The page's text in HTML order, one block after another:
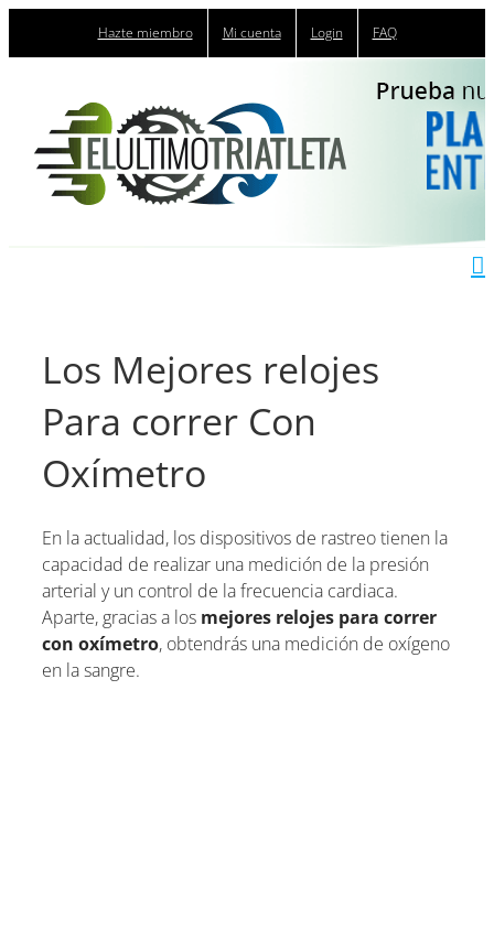
Hazte miembro Mi cuenta Login FAQ
Los Mejores relojes
Para correr Con
Oxímetro
En la actualidad, los dispositivos de rastreo tienen la
capacidad de realizar una medición de la presión
arterial y un control de la frecuencia cardiaca.
Aparte, gracias a los mejores relojes para correr
con oxímetro, obtendrás una medición de oxígeno
en la sangre.